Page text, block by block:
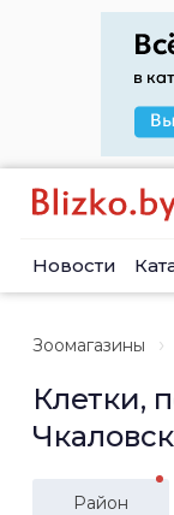
Новости
Зоомагазины
Клетки,
Район